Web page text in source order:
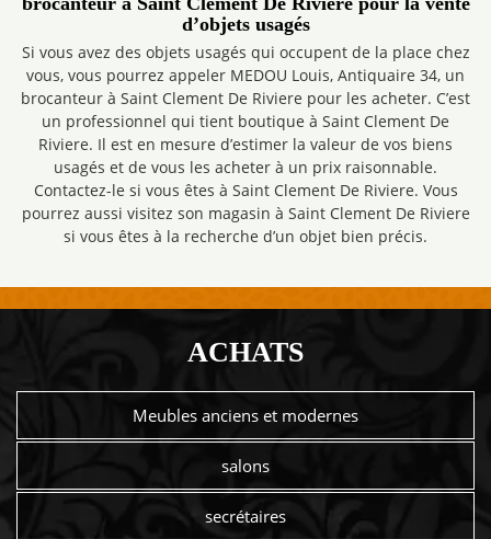
d’objets usagés
Si vous avez des objets usagés qui occupent de la place chez
vous, vous pourrez appeler MEDOU Louis, Antiquaire 34, un
brocanteur à Saint Clement De Riviere pour les acheter. C’est
un professionnel qui tient boutique à Saint Clement De
Riviere. Il est en mesure d’estimer la valeur de vos biens
usagés et de vous les acheter à un prix raisonnable.
Contactez-le si vous êtes à Saint Clement De Riviere. Vous
pourrez aussi visitez son magasin à Saint Clement De Riviere
si vous êtes à la recherche d’un objet bien précis.
ACHATS
Meubles anciens et modernes
salons
secrétaires